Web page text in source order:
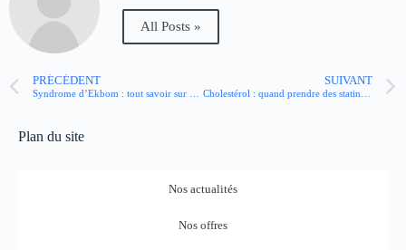
All Posts »
PRÉCÉDENT SUIVANT
Plan du site
Nos actualités
Nos offres